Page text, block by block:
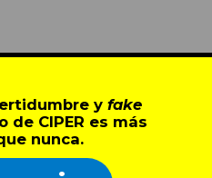
y fake
de CIPER es más
nunca.